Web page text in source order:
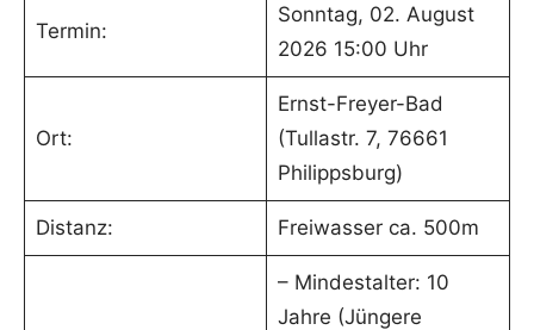
Termin:
Sonntag, 02. August
2026 15:00 Uhr
Ort:
Ernst-Freyer-Bad
(Tullastr. 7, 76661
Philippsburg)
Distanz: Freiwasser ca. 500m
– Mindestalter: 10
Jahre (Jüngere